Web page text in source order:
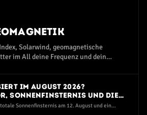
Solarwind, geomagnetische
im All deine Frequenz und dein
im August 2026?
Sonnenfinsternis und die
Perseiden-Nacht seit Jahren
Sonnenfinsternis am 12. August und ein